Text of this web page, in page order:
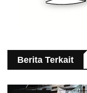
Berita Terkait